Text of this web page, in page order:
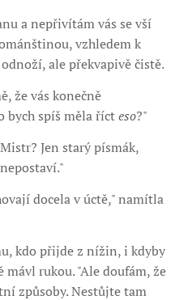
a nepřivítám vás se vší
vzhledem k
ale překvapivě čistě.
že vás konečně
bych spíš měla řícteso?"
Jen starý písmák,
docela v úctě," namítla
kdo přijde z nížin, i kdyby
rukou. "Ale doufám, že
způsoby. Nestůjte tam